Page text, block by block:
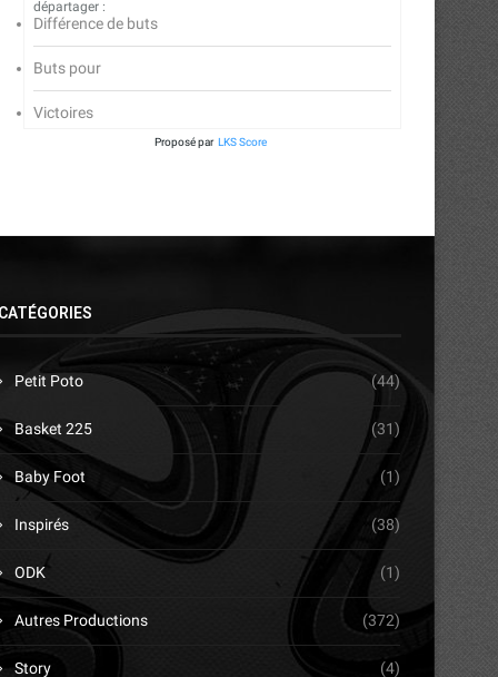
départager :
Différence de buts
Buts pour
Victoires
Proposé par LKS Score
Petit Poto (44)
Basket 225 (31)
Baby Foot (1)
Inspirés (38)
ODK (1)
Autres Productions (372)
Story (4)